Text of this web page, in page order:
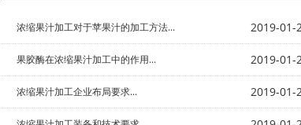
2019-01-
浓缩果汁加工对于苹果汁的加工方法...
2019-01-
果胶酶在浓缩果汁加工中的作用...
2019-01-
浓缩果汁加工企业布局要求...